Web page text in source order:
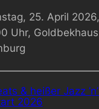
25. April 2026,
Uhr, Goldbekhaus
& heißer Jazz
2026